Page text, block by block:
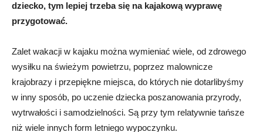
dziecko, tym lepiej trzeba się na kajakową wyprawę
przygotować.
Zalet wakacji w kajaku można wymieniać wiele, od zdrowego
wysiłku na świeżym powietrzu, poprzez malownicze
krajobrazy i przepiękne miejsca, do których nie dotarlibyśmy
w inny sposób, po uczenie dziecka poszanowania przyrody,
wytrwałości i samodzielności. Są przy tym relatywnie tańsze
niż wiele innych form letniego wypoczynku.